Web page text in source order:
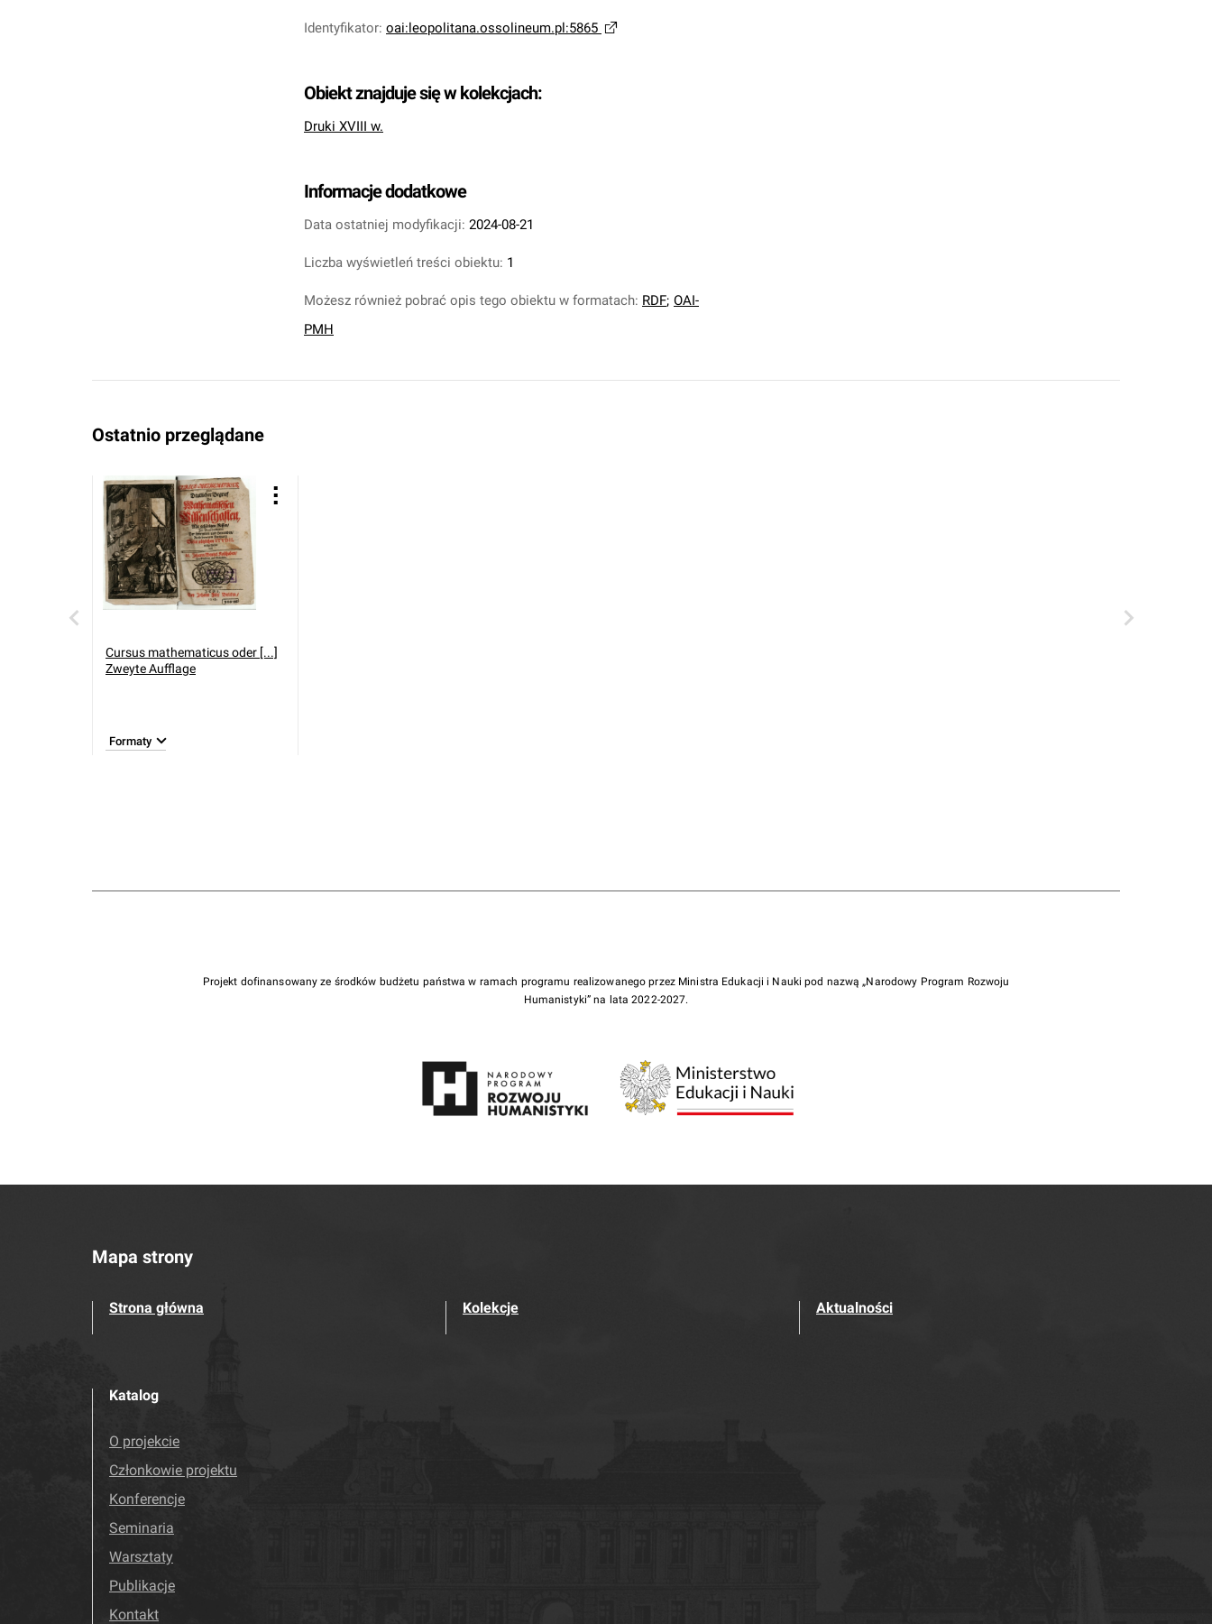
Identyfikator: oai:leopolitana.ossolineum.pl:5865
Obiekt znajduje się w kolekcjach:
Druki XVIII w.
Informacje dodatkowe
Data ostatniej modyfikacji: 2024-08-21
Liczba wyświetleń treści obiektu: 1
Możesz również pobrać opis tego obiektu w formatach: RDF; OAI-
PMH
Ostatnio przeglądane
Cursus mathematicus oder [...]
Zweyte Aufflage
Formaty
Projekt dofinansowany ze środków budżetu państwa w ramach programu realizowanego przez Ministra Edukacji i Nauki pod nazwą „Narodowy Program Rozwoju
Humanistyki” na lata 2022-2027.
Mapa strony
Strona główna Kolekcje Aktualności
Katalog
O projekcie
Członkowie projektu
Konferencje
Seminaria
Warsztaty
Publikacje
Kontakt